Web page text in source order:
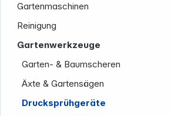
Gartenmaschinen
Reinigung
Gartenwerkzeuge
Garten- & Baumscheren
Äxte & Gartensägen
Drucksprühgeräte
Rechtliches